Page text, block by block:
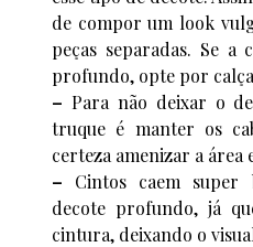
de compor um look
peças separadas. Se a
profundo, opte por
– Para não deixar o
truque é manter os
certeza amenizar a área
– Cintos caem super
decote profundo, já
cintura, deixando o